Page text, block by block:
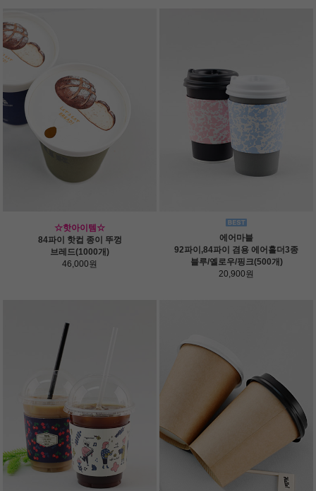
☆핫아이템☆
84파이 핫컵 종이 뚜껑
브레드(1000개)
46,000원
에어마블
92파이,84파이 겸용 에어홀더3종
블루/옐로우/핑크(500개)
20,900원